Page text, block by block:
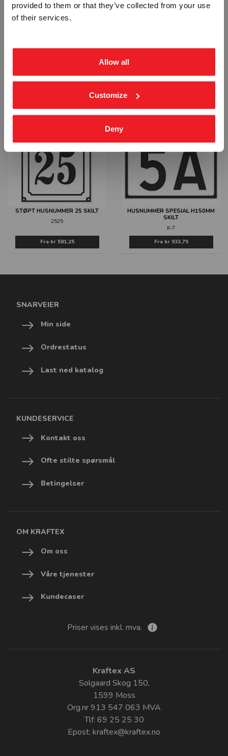
provided to them or that they’ve collected from your use
of their services.
Allow all
Customize
Deny
BOKSTAV B - ALUMINIUM REFLEKS
UTFREST STÅL HUSNUMMER SKILT
STØPT HUSNUMMER 25 SKILT
2525
Fra kr 581,25
HUSNUMMER SPESIAL H150MM
SKILT
K-7
Fra kr 933,75
SNARVEIER
Min side
Ordrestatus
Last ned katalog
KUNDESERVICE
Kontakt oss
Ofte stilte spørsmål
Betingelser
OM KRAFTEX
Om oss
Våre tjenester
Kundecaser
Priser vises inkl. mva.
Kraftex AS
Solgaard Skog 150,
1599 Moss
Org.nr 913 547 063 MVA
Tlf: 69 25 25 30
Epost: kraftex@kraftex.no
BEDRIFT PRIVAT